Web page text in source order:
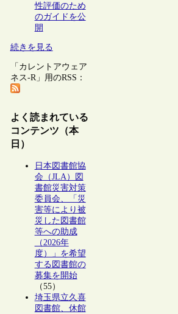
性評価のため
のガイドを公
開
続きを見る
「カレントアウェア
ネス-R」用のRSS：
よく読まれている
コンテンツ（本
日）
日本図書館協
会（JLA）図
書館災害対策
委員会、「災
害等により被
災した図書館
等への助成
（2026年
度）」を希望
する図書館の
募集を開始
（55）
埼玉県立久喜
図書館、休館